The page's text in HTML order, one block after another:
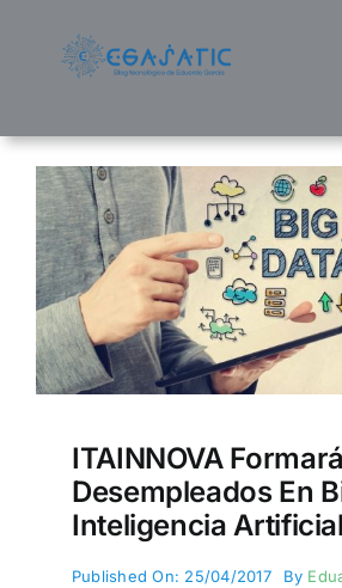
ITAINNOVA
Desempleados En
Inteligencia Artificial
Published On: 25/04/2017 By